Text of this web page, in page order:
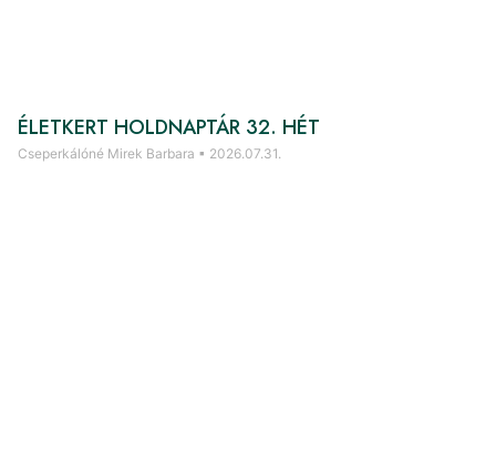
ÉLETKERT HOLDNAPTÁR 32. HÉT
Cseperkálóné Mirek Barbara 2026.07.31.